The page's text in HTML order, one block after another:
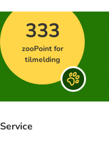
333
zooPoint for
tilmelding
Service